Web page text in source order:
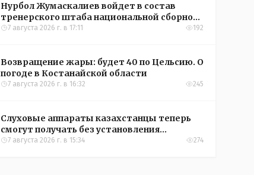
Нурбол Жумаскалиев войдет в состав
тренерского штаба национальной сборной
Казахстана по футболу
7 августа 2026 г. в 17:11 192
Возвращение жары: будет 40 по Цельсию. О
погоде в Костанайской области
7 августа 2026 г. в 16:32 245
Слуховые аппараты казахстанцы теперь
смогут получать без установления
инвалидности
7 августа 2026 г. в 15:34 274